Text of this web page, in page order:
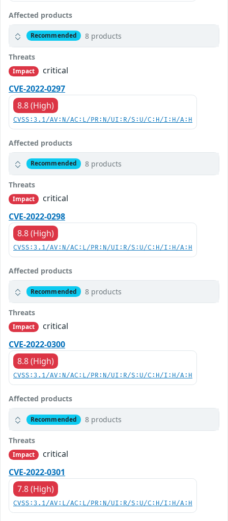
Affected products
Recommended 8 products
Threats
Impact
critical
CVE-2022-0297
8.8 (High)
CVSS:3.1/AV:N/AC:L/PR:N/UI:R/S:U/C:H/I:H/A:H
Affected products
Recommended 8 products
Threats
Impact
critical
CVE-2022-0298
8.8 (High)
CVSS:3.1/AV:N/AC:L/PR:N/UI:R/S:U/C:H/I:H/A:H
Affected products
Recommended 8 products
Threats
Impact
critical
CVE-2022-0300
8.8 (High)
CVSS:3.1/AV:N/AC:L/PR:N/UI:R/S:U/C:H/I:H/A:H
Affected products
Recommended 8 products
Threats
Impact
critical
CVE-2022-0301
7.8 (High)
CVSS:3.1/AV:L/AC:L/PR:N/UI:R/S:U/C:H/I:H/A:H